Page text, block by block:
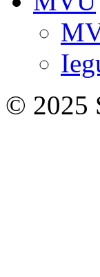
© 2025